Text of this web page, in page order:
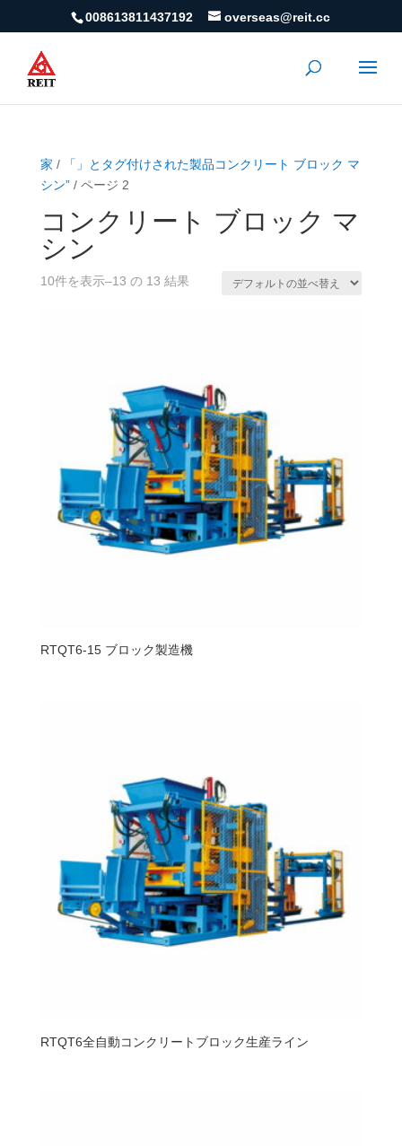
008613811437192 overseas@reit.cc
家 /
「」とタグ付けされた製品コンクリート ブロック マ
シン”/ ページ 2
コンクリート ブロック マ
シン
10件を表示–13 の 13 結果
RTQT6-15 ブロック製造機
RTQT6全自動コンクリートブロック生産ライン